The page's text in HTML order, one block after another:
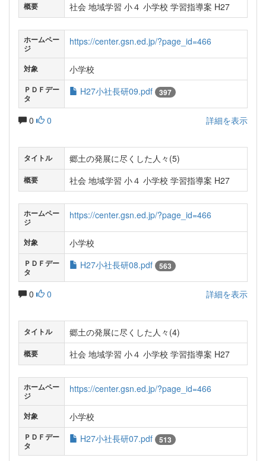
概要 社会 地域学習 小４ 小学校 学習指導案 H27
ホームペー
ジ
https://center.gsn.ed.jp/?page_id=466
対象 小学校
ＰＤＦデー
タ
H27小社長研09.pdf 397
0 0 詳細を表示
タイトル 郷土の発展に尽くした人々(5)
概要 社会 地域学習 小４ 小学校 学習指導案 H27
ホームペー
ジ
https://center.gsn.ed.jp/?page_id=466
対象 小学校
ＰＤＦデー
タ
H27小社長研08.pdf 563
0 0 詳細を表示
タイトル 郷土の発展に尽くした人々(4)
概要 社会 地域学習 小４ 小学校 学習指導案 H27
ホームペー
ジ
https://center.gsn.ed.jp/?page_id=466
対象 小学校
ＰＤＦデー
タ
H27小社長研07.pdf 513